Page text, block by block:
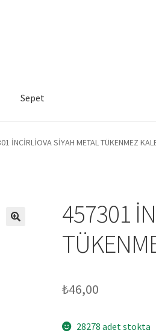
Sepet
İptal ve İade Politikası
İNCİRLİOVA SİYAH METAL TÜKENMEZ
457301
₺46,00
28278 adet stokta